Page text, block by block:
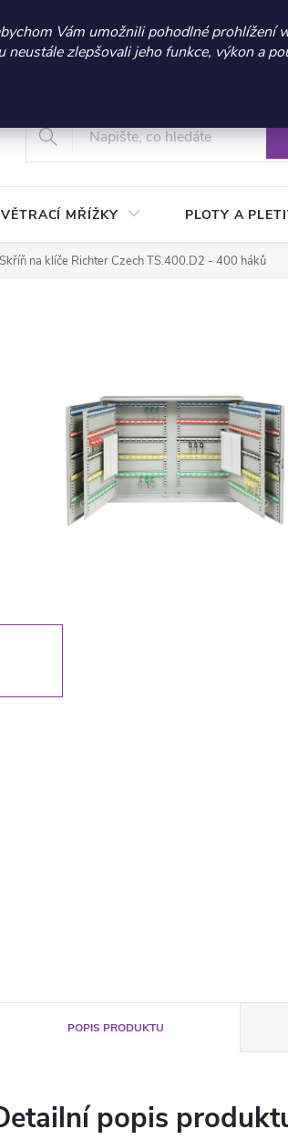
sleva 300 Kč při nákupu nad 3.000 Kč |
Vám umožnili pohodlné prohlížení
neustále zlepšovali jeho funkce, výkon a
+420 604 269 200
Vrácení a reklamace zboží Podmínky ochrany
VĚTRACÍ MŘÍŽKY PLOTY A
Skříň na klíče Richter Czech TS.400.D2 - 400 háků
POPIS PRODUKTU
popis